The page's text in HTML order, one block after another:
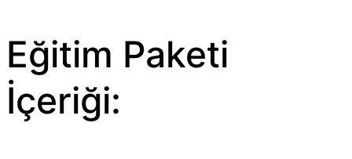
Eğitim Paketi
İçeriği: